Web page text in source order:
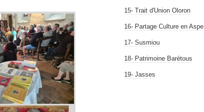
15- Trait d'Union Oloron
16- Partage Culture en Aspe
17- Susmiou
18- Patrimoine Barétous
19- Jasses